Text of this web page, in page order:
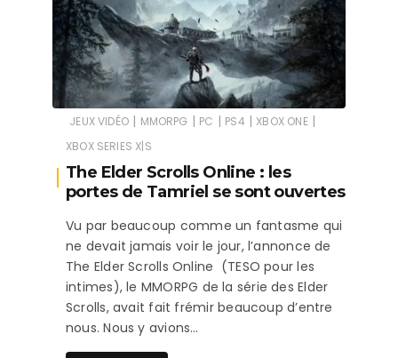
JEUX VIDÉO | MMORPG | PC | PS4 | XBOX ONE |
XBOX SERIES X|S
The Elder Scrolls Online : les
portes de Tamriel se sont ouvertes
Vu par beaucoup comme un fantasme qui
ne devait jamais voir le jour, l’annonce de
The Elder Scrolls Online (TESO pour les
intimes), le MMORPG de la série des Elder
Scrolls, avait fait frémir beaucoup d’entre
nous. Nous y avions…